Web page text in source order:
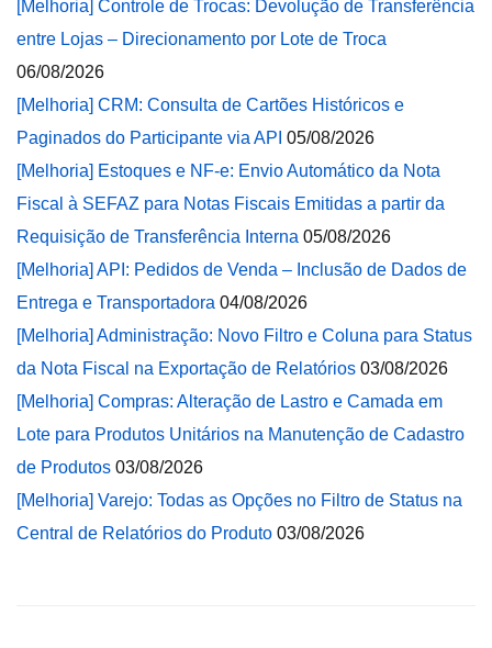
[Melhoria] Controle de Trocas: Devolução de Transferência
entre Lojas – Direcionamento por Lote de Troca
06/08/2026
[Melhoria] CRM: Consulta de Cartões Históricos e
Paginados do Participante via API 05/08/2026
[Melhoria] Estoques e NF-e: Envio Automático da Nota
Fiscal à SEFAZ para Notas Fiscais Emitidas a partir da
Requisição de Transferência Interna 05/08/2026
[Melhoria] API: Pedidos de Venda – Inclusão de Dados de
Entrega e Transportadora 04/08/2026
[Melhoria] Administração: Novo Filtro e Coluna para Status
da Nota Fiscal na Exportação de Relatórios 03/08/2026
[Melhoria] Compras: Alteração de Lastro e Camada em
Lote para Produtos Unitários na Manutenção de Cadastro
de Produtos 03/08/2026
[Melhoria] Varejo: Todas as Opções no Filtro de Status na
Central de Relatórios do Produto 03/08/2026